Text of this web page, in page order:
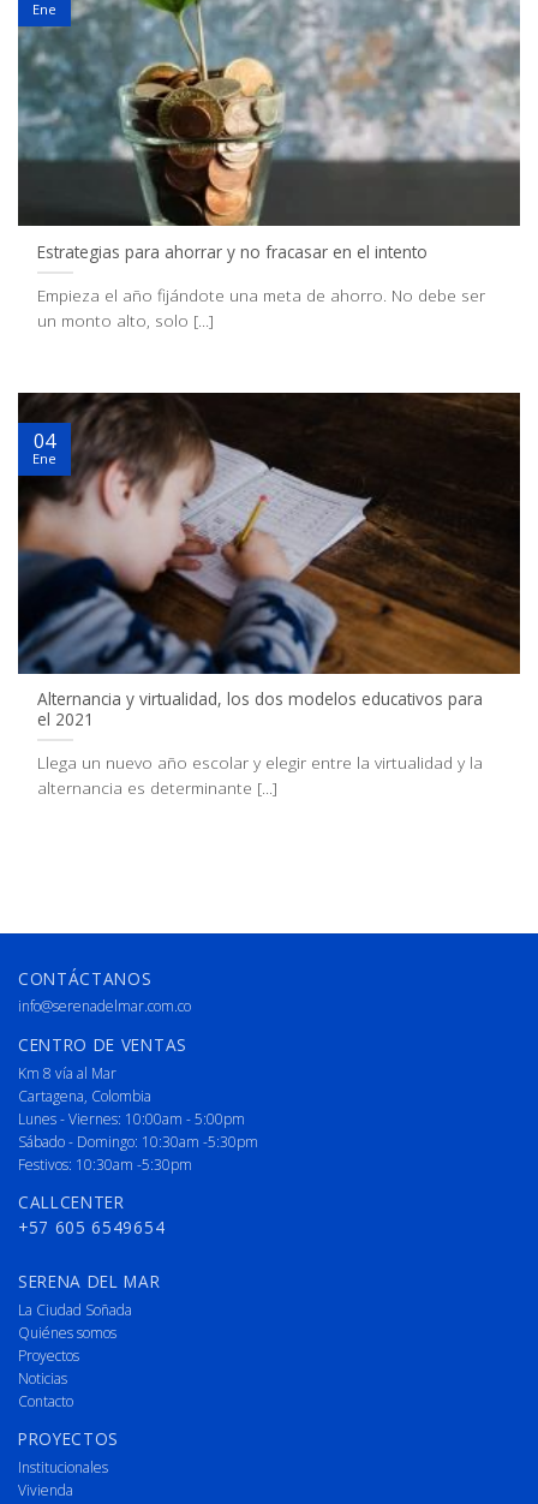
Estrategias para ahorrar y no fracasar en el intento
Empieza el año fijándote una meta de ahorro. No debe ser
un monto alto, solo [...]
Ene
Alternancia y virtualidad, los dos modelos educativos para
el 2021
Llega un nuevo año escolar y elegir entre la virtualidad y la
alternancia es determinante [...]
04
Ene
CONTÁCTANOS
info@serenadelmar.com.co
CENTRO DE VENTAS
Km 8 vía al Mar
Cartagena, Colombia
Lunes - Viernes: 10:00am - 5:00pm
Sábado - Domingo: 10:30am -5:30pm
Festivos: 10:30am -5:30pm
CALLCENTER
+57 605 6549654
SERENA DEL MAR
La Ciudad Soñada
Quiénes somos
Proyectos
Noticias
Contacto
PROYECTOS
Institucionales
Vivienda